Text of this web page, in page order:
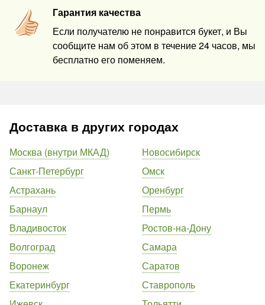
Гарантия качества
Если получателю не понравится букет, и Вы
сообщите нам об этом в течение 24 часов, мы
бесплатно его поменяем.
Доставка в других городах
Москва (внутри МКАД)
Санкт-Петербург
Астрахань
Барнаул
Владивосток
Волгоград
Воронеж
Екатеринбург
Новосибирск
Омск
Оренбург
Пермь
Ростов-на-Дону
Самара
Саратов
Ставрополь